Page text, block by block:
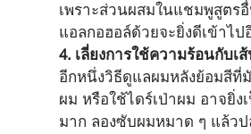
เพราะส่วนผสมในแชมพูสูตร
แอลกอฮอล์ด้วยจะยิ่งดีเข้าไ
4. เลี่ยงการใช้ความร้อนกับ
อีกหนึ่งวิธีดูแลผมหลังย้อมสีที่
ผม หรือใช้ไดร์เป่าผม อาจยิ่
มาก ลองซับผมหมาด ๆ แล้วป